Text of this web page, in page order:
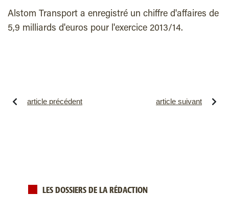
Alstom Transport a enregistré un chiffre d'affaires de
5,9 milliards d'euros pour l'exercice 2013/14.
article précédent article suivant
LES DOSSIERS DE LA RÉDACTION